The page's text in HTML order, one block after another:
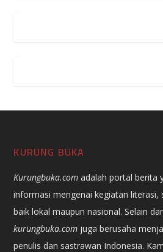
KURUNG BUKA
Kurungbuka.com adalah portal berita
informasi mengenai kegiatan literasi,
baik lokal maupun nasional. Selain
kurungbuka.com juga berusaha
penulis dan sastrawan Indonesia.